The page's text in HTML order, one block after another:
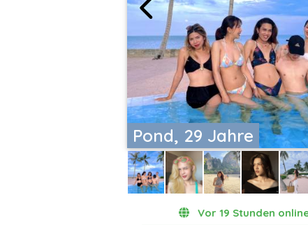
Pond, 29 Jahre
Vor 19 Stunden